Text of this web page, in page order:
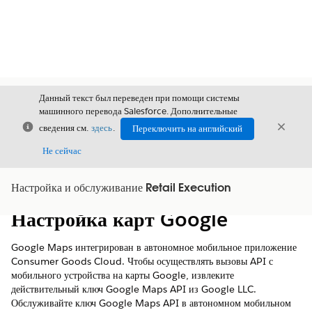
Закрыть
Данный текст был переведен при помощи системы
машинного перевода Salesforce. Дополнительные
сведения см. здесь.
Переключить на английский
Не сейчас
Настройка и обслуживание Retail Execution
Показать содержание
Содержание
Настройка карт Google
Google Maps интегрирован в автономное мобильное приложение
Consumer Goods Cloud. Чтобы осуществлять вызовы API с
мобильного устройства на карты Google, извлеките
действительный ключ Google Maps API из Google LLC.
Обслуживайте ключ Google Maps API в автономном мобильном